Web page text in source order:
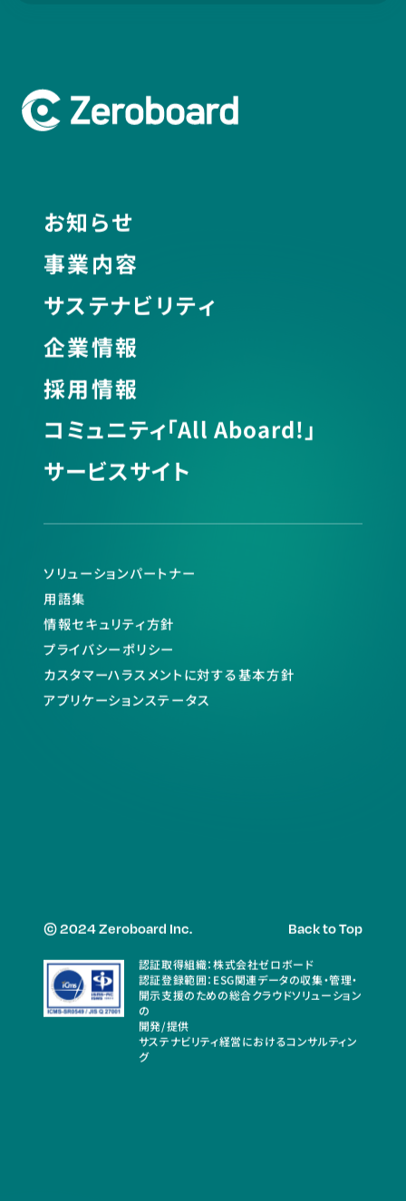
お知らせ
事業内容
サステナビリティ
企業情報
採用情報
コミュニティ「All Aboard!」
サービスサイト
© 2024 Zeroboard Inc.
ソリューションパートナー
用語集
情報セキュリティ方針
プライバシーポリシー
カスタマーハラスメントに対する基本方針
アプリケーションステータス
Back to Top
認証取得組織：株式会社ゼロボード
認証登録範囲：ESG関連データの収集・管理・
開示支援のための総合クラウドソリューション
の
開発/提供
サステナビリティ経営におけるコンサルティン
グ